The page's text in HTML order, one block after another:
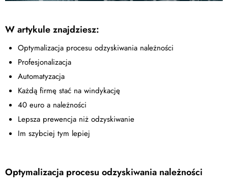
W artykule znajdziesz:
Optymalizacja procesu odzyskiwania należności
Profesjonalizacja
Automatyzacja
Każdą firmę stać na windykację
40 euro a należności
Lepsza prewencja niż odzyskiwanie
Im szybciej tym lepiej
Optymalizacja procesu odzyskiwania należności